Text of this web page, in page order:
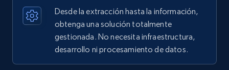
Desde la extracción hasta la información,
obtenga una solución totalmente
gestionada. No necesita infraestructura,
desarrollo ni procesamiento de datos.